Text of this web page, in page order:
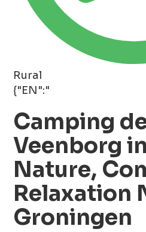
Rural
{"EN":"
Camping
Veenborg
Nature,
Relaxation
Groningen